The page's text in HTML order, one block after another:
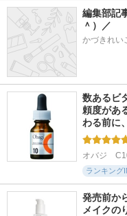
編集部記
＾）／
かづきれい
数あるビ
頼度があ
わる前に
オバジ　
ランキング
発売前か
メイクの